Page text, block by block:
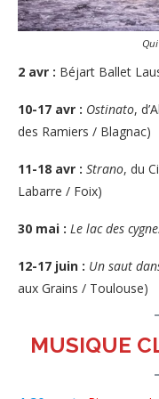
2 avr : Béjart Ballet
10-17 avr : Ostinato,
des Ramiers / Blagnac)
11-18 avr : Strano, du
Labarre / Foix)
30 mai : Le lac des
12-17 juin : Un saut
aux Grains / Toulouse)
MUSIQUE